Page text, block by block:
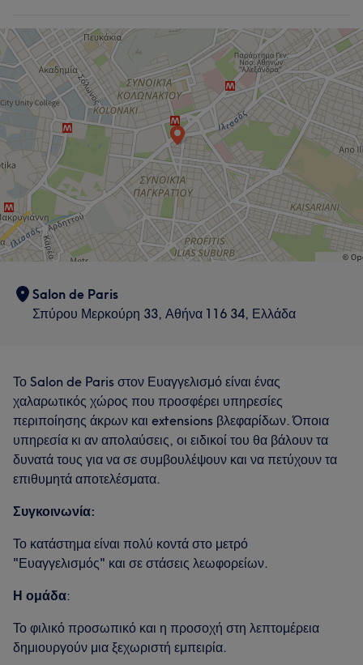
Salon de Paris
Σπύρου Μερκούρη 33, Αθήνα 116 34, Ελλάδα
Το Salon de Paris στον Ευαγγελισμό είναι ένας
χαλαρωτικός χώρος που προσφέρει υπηρεσίες
περιποίησης άκρων και extensions βλεφαρίδων. Όποια
υπηρεσία κι αν απολαύσεις, οι ειδικοί του θα βάλουν τα
δυνατά τους για να σε συμβουλέψουν και να πετύχουν τα
επιθυμητά αποτελέσματα.
Συγκοινωνία:
Το κατάστημα είναι πολύ κοντά στο μετρό
"Ευαγγελισμός" και σε στάσεις λεωφορείων.
Η ομάδα:
Το φιλικό προσωπικό και η προσοχή στη λεπτομέρεια
δημιουργούν μια ξεχωριστή εμπειρία.